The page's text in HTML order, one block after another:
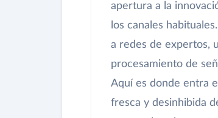
apertura a la
los canales
a redes de expertos,
procesamiento de
Aquí es donde entra
fresca y desinhibida